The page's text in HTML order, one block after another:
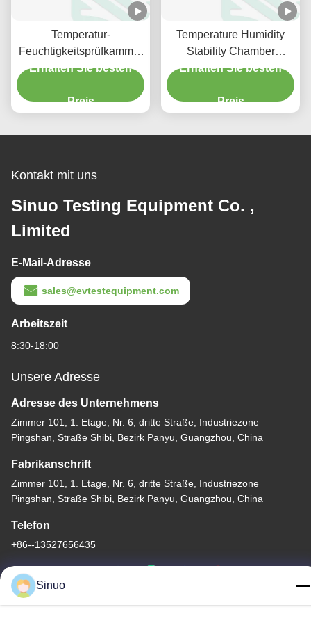
Temperatur-
Feuchtigkeitsprüfkammer
Umweltprüfkammer -70°C
Erhalten Sie besten
Preis
Temperature Humidity
Stability Chamber
Programmable
Chamber
Erhalten Sie besten
Preis
Kontakt mit uns
Sinuo Testing Equipment Co. ,
Limited
E-Mail-Adresse
sales@evtestequipment.com
Arbeitszeit
8:30-18:00
Unsere Adresse
Adresse des Unternehmens
Zimmer 101, 1. Etage, Nr. 6, dritte Straße, Industriezone
Pingshan, Straße Shibi, Bezirk Panyu, Guangzhou, China
Fabrikanschrift
Zimmer 101, 1. Etage, Nr. 6, dritte Straße, Industriezone
Pingshan, Straße Shibi, Bezirk Panyu, Guangzhou, China
Telefon
+86--13527656435
Sinuo